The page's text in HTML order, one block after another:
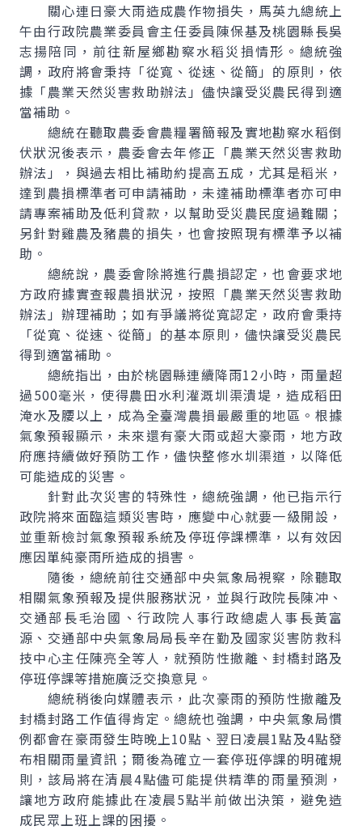
關心連日豪大雨造成農作物損失，馬英九總統上
午由行政院農業委員會主任委員陳保基及桃園縣長吳
志揚陪同，前往新屋鄉勘察水稻災損情形。總統強
調，政府將會秉持「從寬、從速、從簡」的原則，依
據「農業天然災害救助辦法」儘快讓受災農民得到適
當補助。
總統在聽取農委會農糧署簡報及實地勘察水稻倒
伏狀況後表示，農委會去年修正「農業天然災害救助
辦法」，與過去相比補助約提高五成，尤其是稻米，
達到農損標準者可申請補助，未達補助標準者亦可申
請專案補助及低利貸款，以幫助受災農民度過難關；
另針對雞農及豬農的損失，也會按照現有標準予以補
助。
總統說，農委會除將進行農損認定，也會要求地
方政府據實查報農損狀況，按照「農業天然災害救助
辦法」辦理補助；如有爭議將從寬認定，政府會秉持
「從寬、從速、從簡」的基本原則，儘快讓受災農民
得到適當補助。
總統指出，由於桃園縣連續降雨12小時，雨量超
過500毫米，使得農田水利灌溉圳渠潰堤，造成稻田
淹水及腰以上，成為全臺灣農損最嚴重的地區。根據
氣象預報顯示，未來還有豪大雨或超大豪雨，地方政
府應持續做好預防工作，儘快整修水圳渠道，以降低
可能造成的災害。
針對此次災害的特殊性，總統強調，他已指示行
政院將來面臨這類災害時，應變中心就要一級開設，
並重新檢討氣象預報系統及停班停課標準，以有效因
應因單純豪雨所造成的損害。
隨後，總統前往交通部中央氣象局視察，除聽取
相關氣象預報及提供服務狀況，並與行政院長陳冲、
交通部長毛治國、行政院人事行政總處人事長黃富
源、交通部中央氣象局局長辛在勤及國家災害防救科
技中心主任陳亮全等人，就預防性撤離、封橋封路及
停班停課等措施廣泛交換意見。
總統稍後向媒體表示，此次豪雨的預防性撤離及
封橋封路工作值得肯定。總統也強調，中央氣象局慣
例都會在豪雨發生時晚上10點、翌日凌晨1點及4點發
布相關雨量資訊；爾後為確立一套停班停課的明確規
則，該局將在清晨4點儘可能提供精準的雨量預測，
讓地方政府能據此在凌晨5點半前做出決策，避免造
成民眾上班上課的困擾。